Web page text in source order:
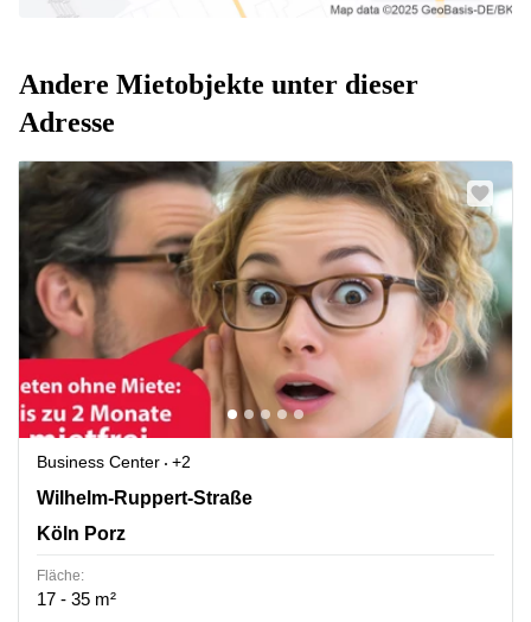
Andere Mietobjekte unter dieser
Adresse
Business Center
+2
Wilhelm-Ruppert-Strasse 38, Köln Porz
Wilhelm-Ruppert-Straße
Köln Porz
Fläche:
17 - 35 m²